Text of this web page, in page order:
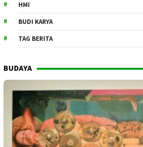
HMI
BUDI KARYA
TAG BERITA
BUDAYA